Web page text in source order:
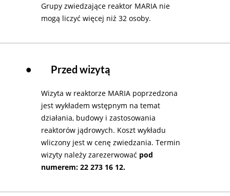
Grupy zwiedzające reaktor MARIA nie
mogą liczyć więcej niż 32 osoby.
• Przed wizytą
Wizyta w reaktorze MARIA poprzedzona
jest wykładem wstępnym na temat
działania, budowy i zastosowania
reaktorów jądrowych. Koszt wykładu
wliczony jest w cenę zwiedzania. Termin
wizyty należy zarezerwować pod
numerem: 22 273 16 12.